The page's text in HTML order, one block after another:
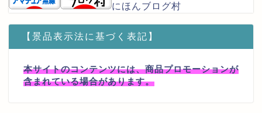
にほんブログ村
【景品表示法に基づく表記】
本サイトのコンテンツには、商品プロモーションが
含まれている場合があります。